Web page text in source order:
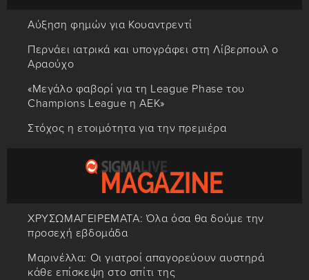
Αύξηση φημών για Κουαντρεντί
Περνάει ιατρικά και υπογράφει στη Λίβερπουλ ο
Αραούχο
«Μεγάλο φαβορί για τη League Phase του
Champions League η ΑΕΚ»
Στόχος η ετοιμότητα για την πρεμιέρα
ΧΡΥΣΩΜΑΓΕΙΡΕΜΑΤΑ: Όλα όσα θα δούμε την
προσεχή εβδομάδα
Μαρινέλλα: Οι γιατροί απαγορεύουν αυστηρά
κάθε επίσκεψη στο σπίτι της